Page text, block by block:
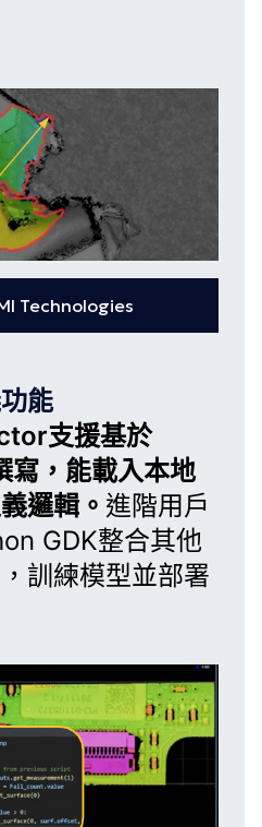
Technologies
能
支援基於
，能載入本地
邏輯。 進階用戶
GDK整合其他
訓練模型並部署